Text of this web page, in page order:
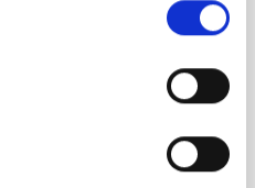
Canarias
pierde brillo de
rápida
en el que participa
de Astrofísica de